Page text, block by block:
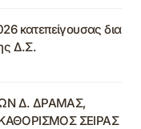
κατεπείγουσας δια
Δ.Σ.
Δ. ΔΡΑΜΑΣ,
ΣΕΙΡΑΣ